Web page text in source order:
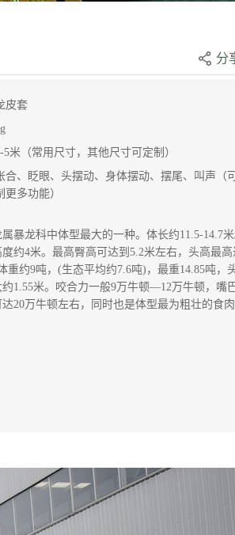
分
皮套
5米（常用尺寸，其他尺寸可定制）
合、眨眼、头摆动、身体摆动、摆尾、叫声（可
更多功能）
龙科中体型最大的一种。体长约11.5-14.7米
约4米。最高臀高可达到5.2米左右，头高最高
重约9吨，(生态平均约7.6吨)，最重14.85吨，
1.55米。咬合力一般9万牛顿—12万牛顿，嘴
20万牛顿左右，同时也是体型最为粗壮的食